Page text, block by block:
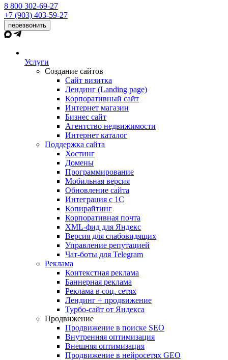
8 800 302-69-27
+7 (903) 403-59-27
перезвонить
Услуги
Создание сайтов
Сайт визитка
Лендинг (Landing page)
Корпоративный сайт
Интернет магазин
Бизнес сайт
Агентство недвижимости
Интернет каталог
Поддержка сайта
Хостинг
Домены
Программирование
Мобильная версия
Обновление сайта
Интеграция с 1С
Копирайтинг
Корпоративная почта
XML-фид для Яндекс
Версия для слабовидящих
Управление репутацией
Чат-боты для Telegram
Реклама
Контекстная реклама
Баннерная реклама
Реклама в соц. сетях
Лендинг + продвижение
Турбо-сайт от Яндекса
Продвижение
Продвижение в поиске SEO
Внутренняя оптимизация
Внешняя оптимизация
Продвижение в нейросетях GEO